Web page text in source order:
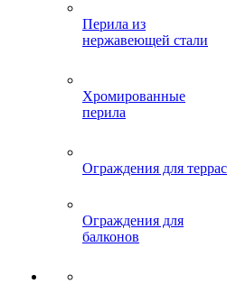
Перила из
нержавеющей стали
Хромированные
перила
Ограждения для террас
Ограждения для
балконов